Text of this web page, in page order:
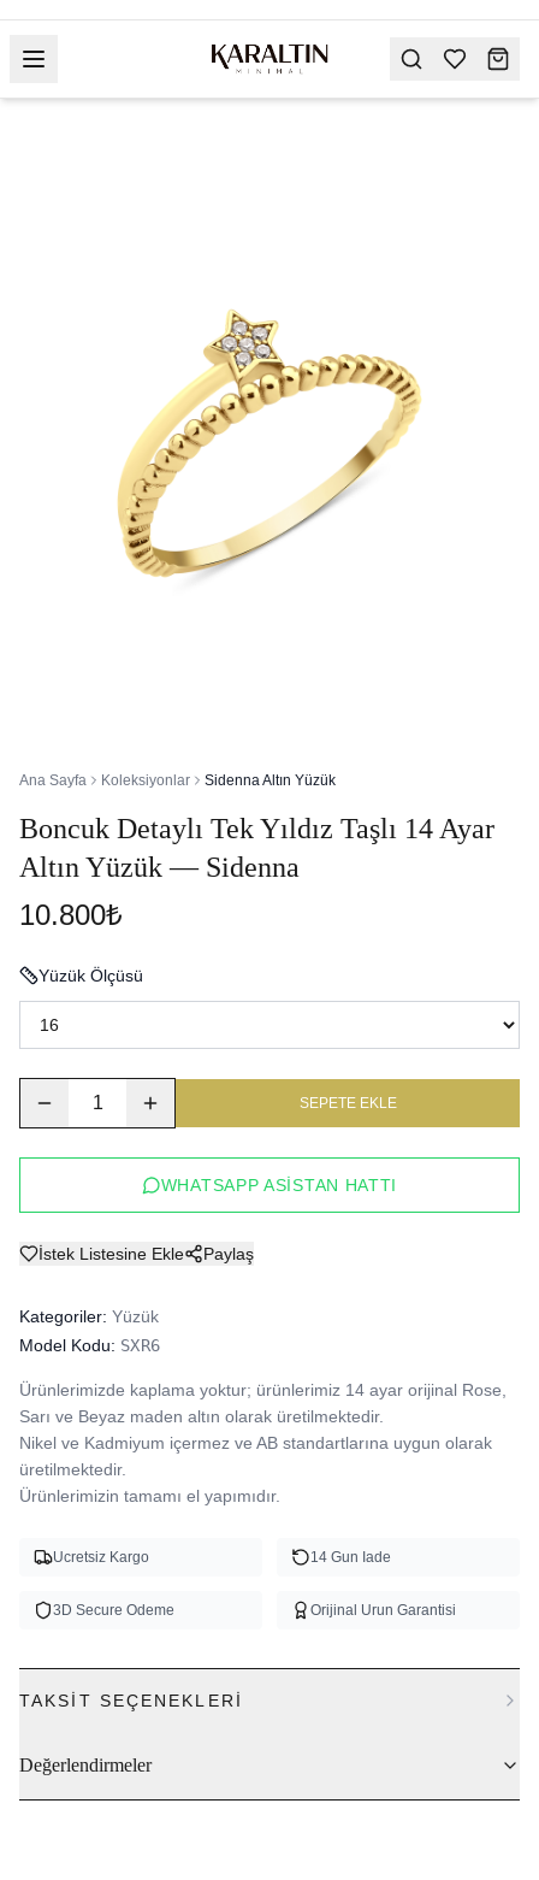
Ana Sayfa Koleksiyonlar Sidenna Altın Yüzük
Boncuk Detaylı Tek Yıldız Taşlı 14 Ayar
Altın Yüzük — Sidenna
10.800₺
Yüzük Ölçüsü
1 SEPETE EKLE
WHATSAPP ASISTAN HATTI
İstek Listesine Ekle Paylaş
Kategoriler: Yüzük
Model Kodu: SXR6
Ürünlerimizde kaplama yoktur; ürünlerimiz 14 ayar orijinal Rose,
Sarı ve Beyaz maden altın olarak üretilmektedir.
Nikel ve Kadmiyum içermez ve AB standartlarına uygun olarak
üretilmektedir.
Ürünlerimizin tamamı el yapımıdır.
Ucretsiz Kargo 14 Gun Iade
3D Secure Odeme Orijinal Urun Garantisi
TAKSIT SEÇENEKLERI
Değerlendirmeler